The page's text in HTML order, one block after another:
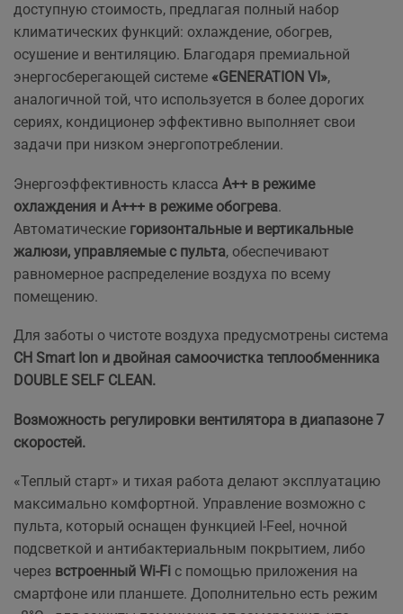
доступную стоимость, предлагая полный набор
климатических функций: охлаждение, обогрев,
осушение и вентиляцию. Благодаря премиальной
энергосберегающей системе «GENERATION VI»,
аналогичной той, что используется в более дорогих
сериях, кондиционер эффективно выполняет свои
задачи при низком энергопотреблении.
Энергоэффективность класса A++ в режиме
охлаждения и A+++ в режиме обогрева.
Автоматические горизонтальные и вертикальные
жалюзи, управляемые с пульта, обеспечивают
равномерное распределение воздуха по всему
помещению.
Для заботы о чистоте воздуха предусмотрены система
CH Smart Ion и двойная самоочистка теплообменника
DOUBLE SELF CLEAN.
Возможность регулировки вентилятора в диапазоне 7
скоростей.
«Теплый старт» и тихая работа делают эксплуатацию
максимально комфортной. Управление возможно с
пульта, который оснащен функцией I-Feel, ночной
подсветкой и антибактериальным покрытием, либо
через встроенный Wi-Fi с помощью приложения на
смартфоне или планшете. Дополнительно есть режим